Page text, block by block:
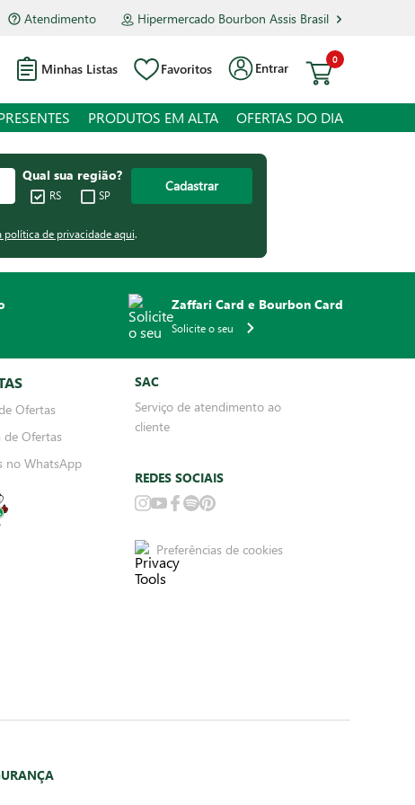
Atendimento Hipermercado Bourbon Assis Brasil
Minhas Listas Favoritos Entrar
0
PRODUTOS EM ALTA OFERTAS DO DIA
Qual sua região?
RS SP
Cadastrar
política de privacidade aqui.
Zaffari Card e Bourbon Card
Solicite o seu
Ofertas
de Ofertas
no WhatsApp
SAC
Serviço de atendimento ao
cliente
REDES SOCIAIS
Preferências de cookies